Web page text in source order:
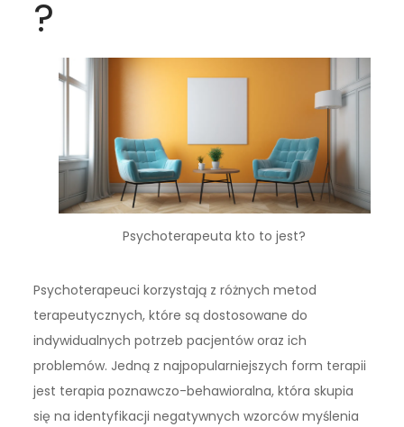
?
Psychoterapeuta kto to jest?
Psychoterapeuci korzystają z różnych metod
terapeutycznych, które są dostosowane do
indywidualnych potrzeb pacjentów oraz ich
problemów. Jedną z najpopularniejszych form terapii
jest terapia poznawczo-behawioralna, która skupia
się na identyfikacji negatywnych wzorców myślenia